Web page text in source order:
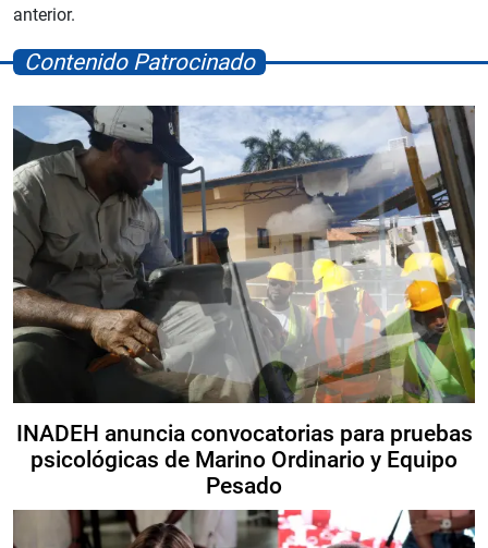
anterior.
Contenido Patrocinado
INADEH anuncia convocatorias para pruebas
psicológicas de Marino Ordinario y Equipo
Pesado